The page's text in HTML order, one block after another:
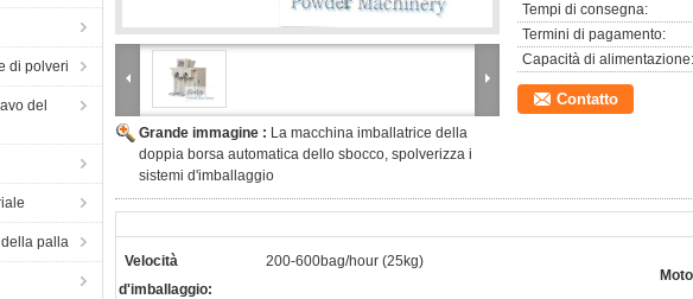
di polveri
del
palla
Grande immagine : La macchina imballatrice della
doppia borsa automatica dello sbocco, spolverizza i
sistemi d'imballaggio
Tempi di consegna:
Termini di pagamento:
Capacità di alimentazione:
Contatto
Velocità
d'imballaggio:
200-600bag/hour (25kg)